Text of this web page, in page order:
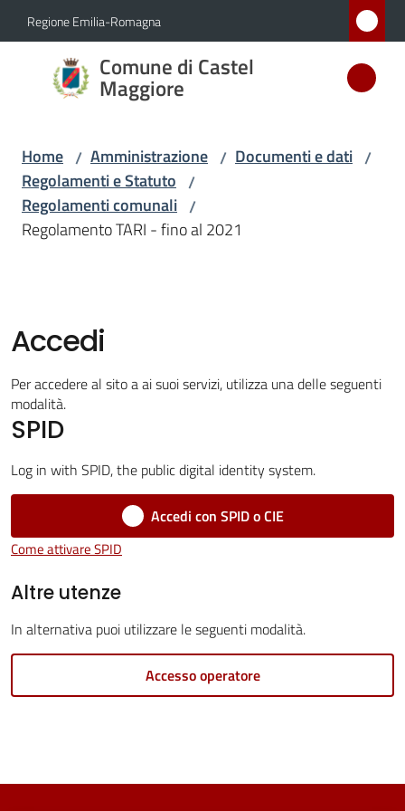
Vai al contenuto
Vai alla navigazione
Vai al footer
Regione Emilia-Romagna
Comune di Castel
Maggiore
Comune
di Castel
D'ARGENTO
AL MERITO
CIVILE
Novità
Servizi
Vivere
Castel
Amministrazione
Trasparente
gli
Home / Amministrazione / Documenti e dati /
Regolamenti e Statuto /
Regolamenti comunali /
Regolamento TARI - fino al 2021
Accedi
Per accedere al sito a ai suoi servizi, utilizza una delle seguenti
modalità.
SPID
Log in with SPID, the public digital identity system.
Accedi con SPID o CIE
Come attivare SPID
Altre utenze
In alternativa puoi utilizzare le seguenti modalità.
Accesso operatore